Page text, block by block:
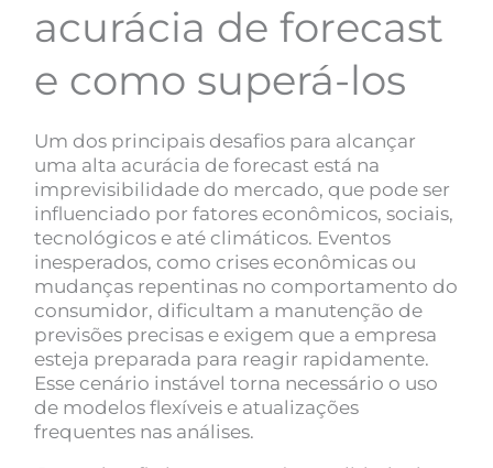
acurácia de forecast
e como superá-los
Um dos principais desafios para alcançar
uma alta acurácia de forecast está na
imprevisibilidade do mercado, que pode ser
influenciado por fatores econômicos, sociais,
tecnológicos e até climáticos. Eventos
inesperados, como crises econômicas ou
mudanças repentinas no comportamento do
consumidor, dificultam a manutenção de
previsões precisas e exigem que a empresa
esteja preparada para reagir rapidamente.
Esse cenário instável torna necessário o uso
de modelos flexíveis e atualizações
frequentes nas análises.